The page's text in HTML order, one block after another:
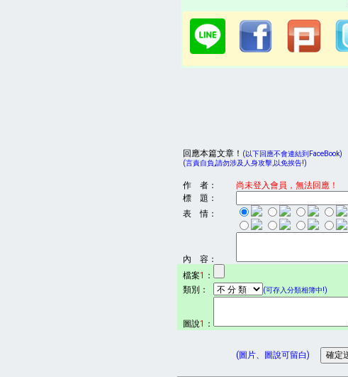
回應本篇文章！ (以下回應不會連結到FaceBook)
(言責自負,請勿涉及人身攻擊,以免挨告!)
作 者：
尚未登入會員，無法回應！
標 題：
表 情：
內 容：
檔案1 ：
類別：
(可存入分類相簿中!)
圖說1 ：
(圖片、圖說可留白)